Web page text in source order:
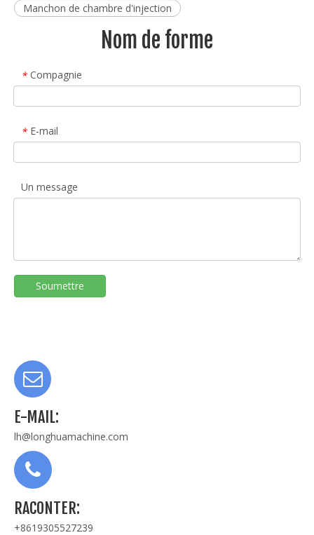
Manchon de chambre d'injection
Nom de forme
* Compagnie
* E-mail
Un message
Soumettre
E-MAIL:
lh@longhuamachine.com
RACONTER:
+8619305527239